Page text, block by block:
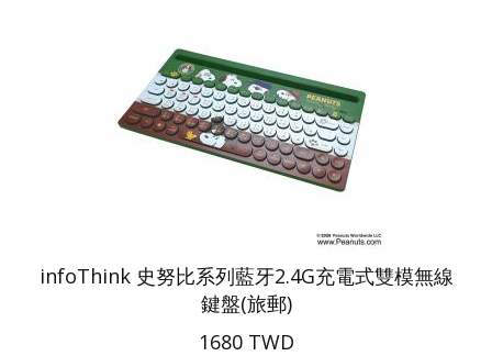
infoThink 史努比系列藍牙2.4G充電式雙模無線
鍵盤(旅郵)
1680 TWD